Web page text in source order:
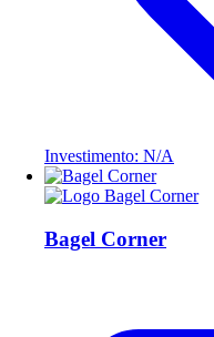
Investimento: N/A
Bagel Corner